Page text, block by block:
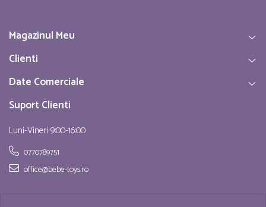
Magazinul Meu
Clienti
Date Comerciale
Suport Clienti
Luni-Vineri 9:00-16:00
0770789751
office@bebe-toys.ro